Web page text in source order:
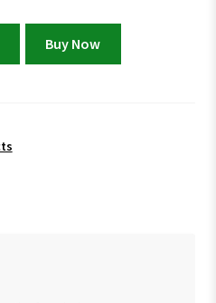
Buy Now